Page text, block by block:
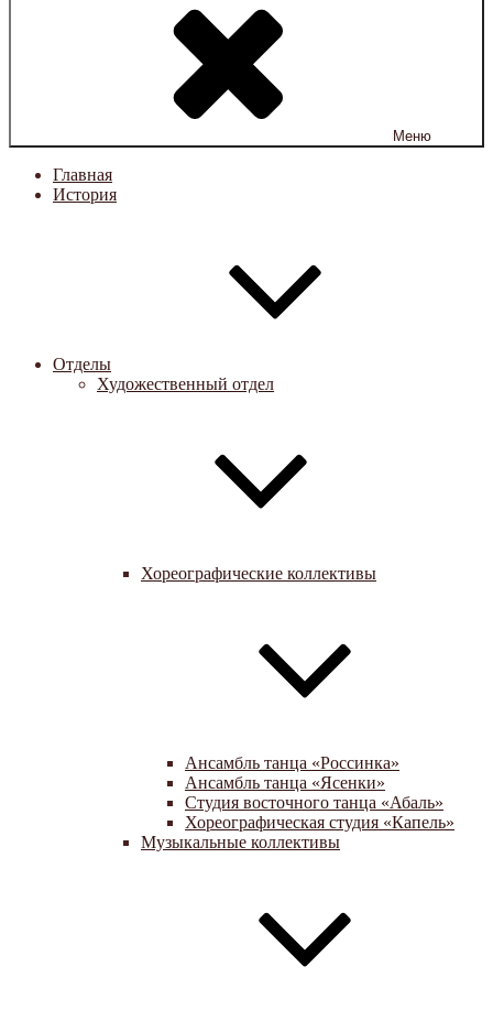
Меню
Главная
История
Отделы
Художественный отдел
Хореографические коллективы
Ансамбль танца «Россинка»
Ансамбль танца «Ясенки»
Студия восточного танца «Абаль»
Хореографическая студия «Капель»
Музыкальные коллективы